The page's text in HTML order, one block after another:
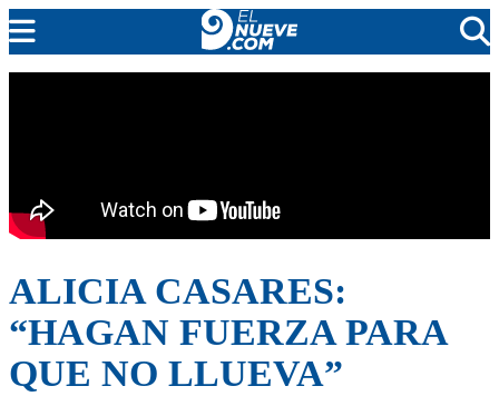
POLICIALES
EN VIVO
ALICIA CASARES:
“HAGAN FUERZA PARA
QUE NO LLUEVA”